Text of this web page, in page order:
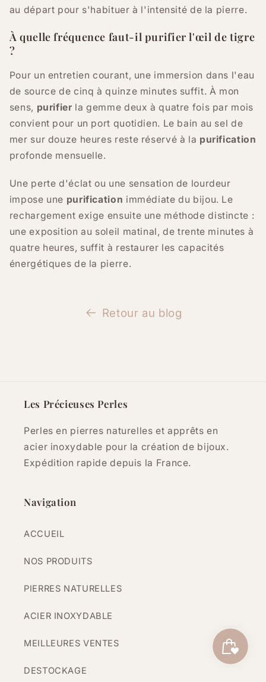
au départ pour s'habituer à l'intensité de la pierre.
À quelle fréquence faut-il purifier l'œil de tigre
?
Pour un entretien courant, une immersion dans l'eau
de source de cinq à quinze minutes suffit. À mon
sens, purifier la gemme deux à quatre fois par mois
convient pour un port quotidien. Le bain au sel de
mer sur douze heures reste réservé à la purification
profonde mensuelle.
Une perte d'éclat ou une sensation de lourdeur
impose une purification immédiate du bijou. Le
rechargement exige ensuite une méthode distincte :
une exposition au soleil matinal, de trente minutes à
quatre heures, suffit à restaurer les capacités
énergétiques de la pierre.
Retour au blog
Les Précieuses Perles
Perles en pierres naturelles et apprêts en
acier inoxydable pour la création de bijoux.
Expédition rapide depuis la France.
Navigation
ACCUEIL
NOS PRODUITS
PIERRES NATURELLES
ACIER INOXYDABLE
MEILLEURES VENTES
DESTOCKAGE